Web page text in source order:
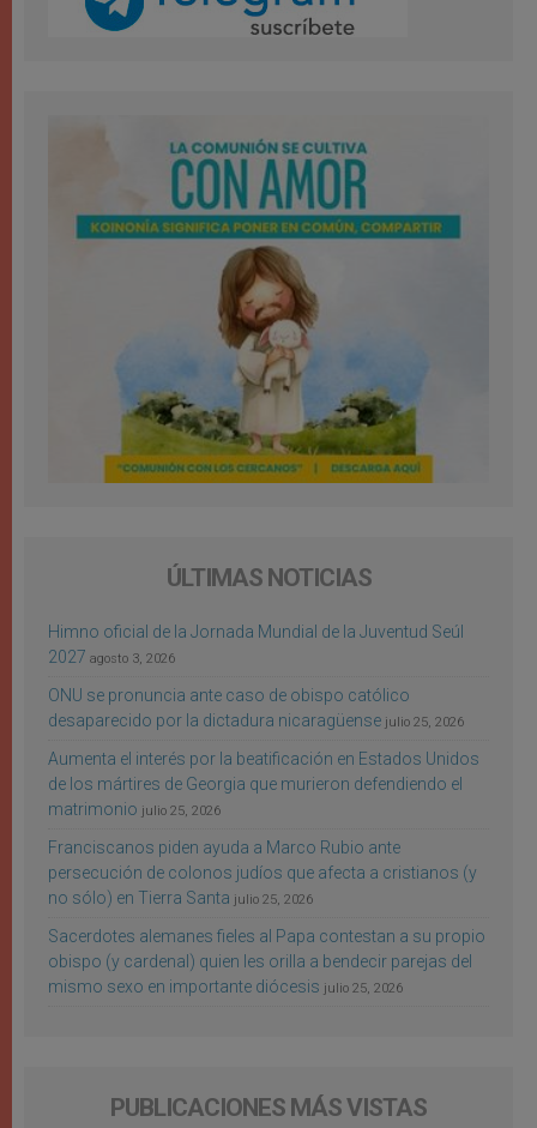
ÚLTIMAS NOTICIAS
Himno oficial de la Jornada Mundial de la Juventud Seúl
2027 agosto 3, 2026
ONU se pronuncia ante caso de obispo católico
desaparecido por la dictadura nicaragüense julio 25, 2026
Aumenta el interés por la beatificación en Estados Unidos
de los mártires de Georgia que murieron defendiendo el
matrimonio julio 25, 2026
Franciscanos piden ayuda a Marco Rubio ante
persecución de colonos judíos que afecta a cristianos (y
no sólo) en Tierra Santa julio 25, 2026
Sacerdotes alemanes fieles al Papa contestan a su propio
obispo (y cardenal) quien les orilla a bendecir parejas del
mismo sexo en importante diócesis julio 25, 2026
PUBLICACIONES MÁS VISTAS